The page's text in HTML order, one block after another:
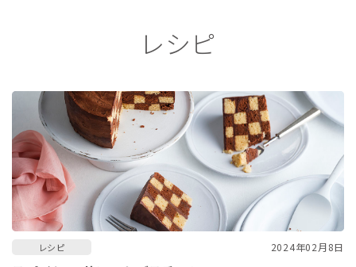
レシピ
レシピ 2024年02月8日